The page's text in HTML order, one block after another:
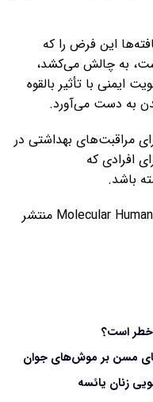
این فرض را که
به چالش می‌کشد،
با تأثیر بالقوه
به دست می‌آورد.
مراقبت‌های بهداشتی در
افرادی که
باشد.
این پژوهش در مجله Molecular Human Reproduction منتشر
است؟
مسن بر موش‌های جوان
زنان یائسه